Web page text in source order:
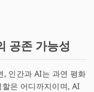
공존 가능성
, 인간과 AI는 과연 평화
은 어디까지이며, AI